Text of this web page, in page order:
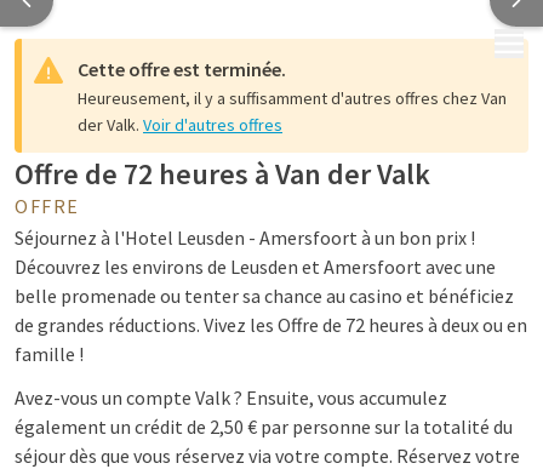
MENU
Cette offre est terminée.
Heureusement, il y a suffisamment d'autres offres chez Van
der Valk. Voir d'autres offres
Offre de 72 heures à Van der Valk
OFFRE
Séjournez à l'Hotel Leusden - Amersfoort à un bon prix !
Découvrez les environs de Leusden et Amersfoort avec une
belle promenade ou tenter sa chance au casino et bénéficiez
de grandes réductions. Vivez les Offre de 72 heures à deux ou en
famille !
Avez-vous un compte Valk ? Ensuite, vous accumulez
également un crédit de 2,50 € par personne sur la totalité du
séjour dès que vous réservez via votre compte. Réservez votre